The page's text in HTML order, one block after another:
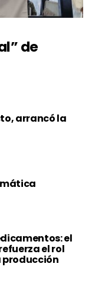
de
arrancó la
el
el rol
producción